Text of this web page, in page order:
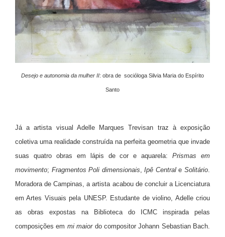
Desejo e autonomia da mulher II: obra de socióloga Silvia Maria do Espírito
Santo
Já a artista visual Adelle Marques Trevisan traz à exposição
coletiva uma realidade construída na perfeita geometria que invade
suas quatro obras em lápis de cor e aquarela:Prismas em
movimento; Fragmentos Poli dimensionais,Ipê CentraleSolitário.
Moradora de Campinas, a artista acabou de concluir a Licenciatura
em Artes Visuais pela UNESP. Estudante de violino, Adelle criou
as obras expostas na Biblioteca do ICMC inspirada pelas
composições em mi maiordo compositor Johann Sebastian Bach.